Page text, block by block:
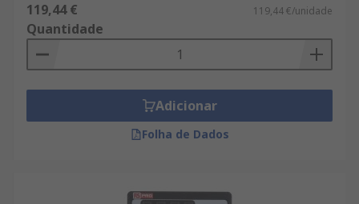
119,44 € 119,44 €/unidade
Quantidade
Adicionar
Folha de Dados